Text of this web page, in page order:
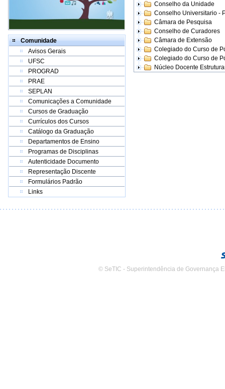
Comunidade
Avisos Gerais
UFSC
PROGRAD
PRAE
SEPLAN
Comunicações a Comunidade
Cursos de Graduação
Currículos dos Cursos
Catálogo da Graduação
Departamentos de Ensino
Programas de Disciplinas
Autenticidade Documento
Representação Discente
Formulários Padrão
Links
Conselho da Unidade
Conselho Universitario -
Câmara de Pesquisa
Conselho de Curadores
Câmara de Extensão
Colegiado do Curso de
Colegiado do Curso de
Núcleo Docente
© SeTIC - Superintendência de Governança